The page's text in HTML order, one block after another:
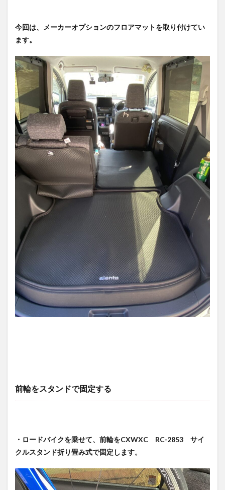
今回は、メーカーオプションのフロアマットを取り付けてい
ます。
前輪をスタンドで固定する
・ロードバイクを乗せて、前輪をCXWXC RC-2853 サイ
クルスタンド折り畳み式で固定します。